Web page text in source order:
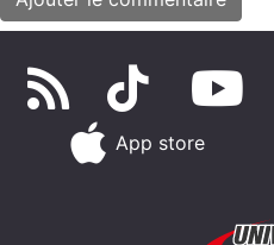
App store